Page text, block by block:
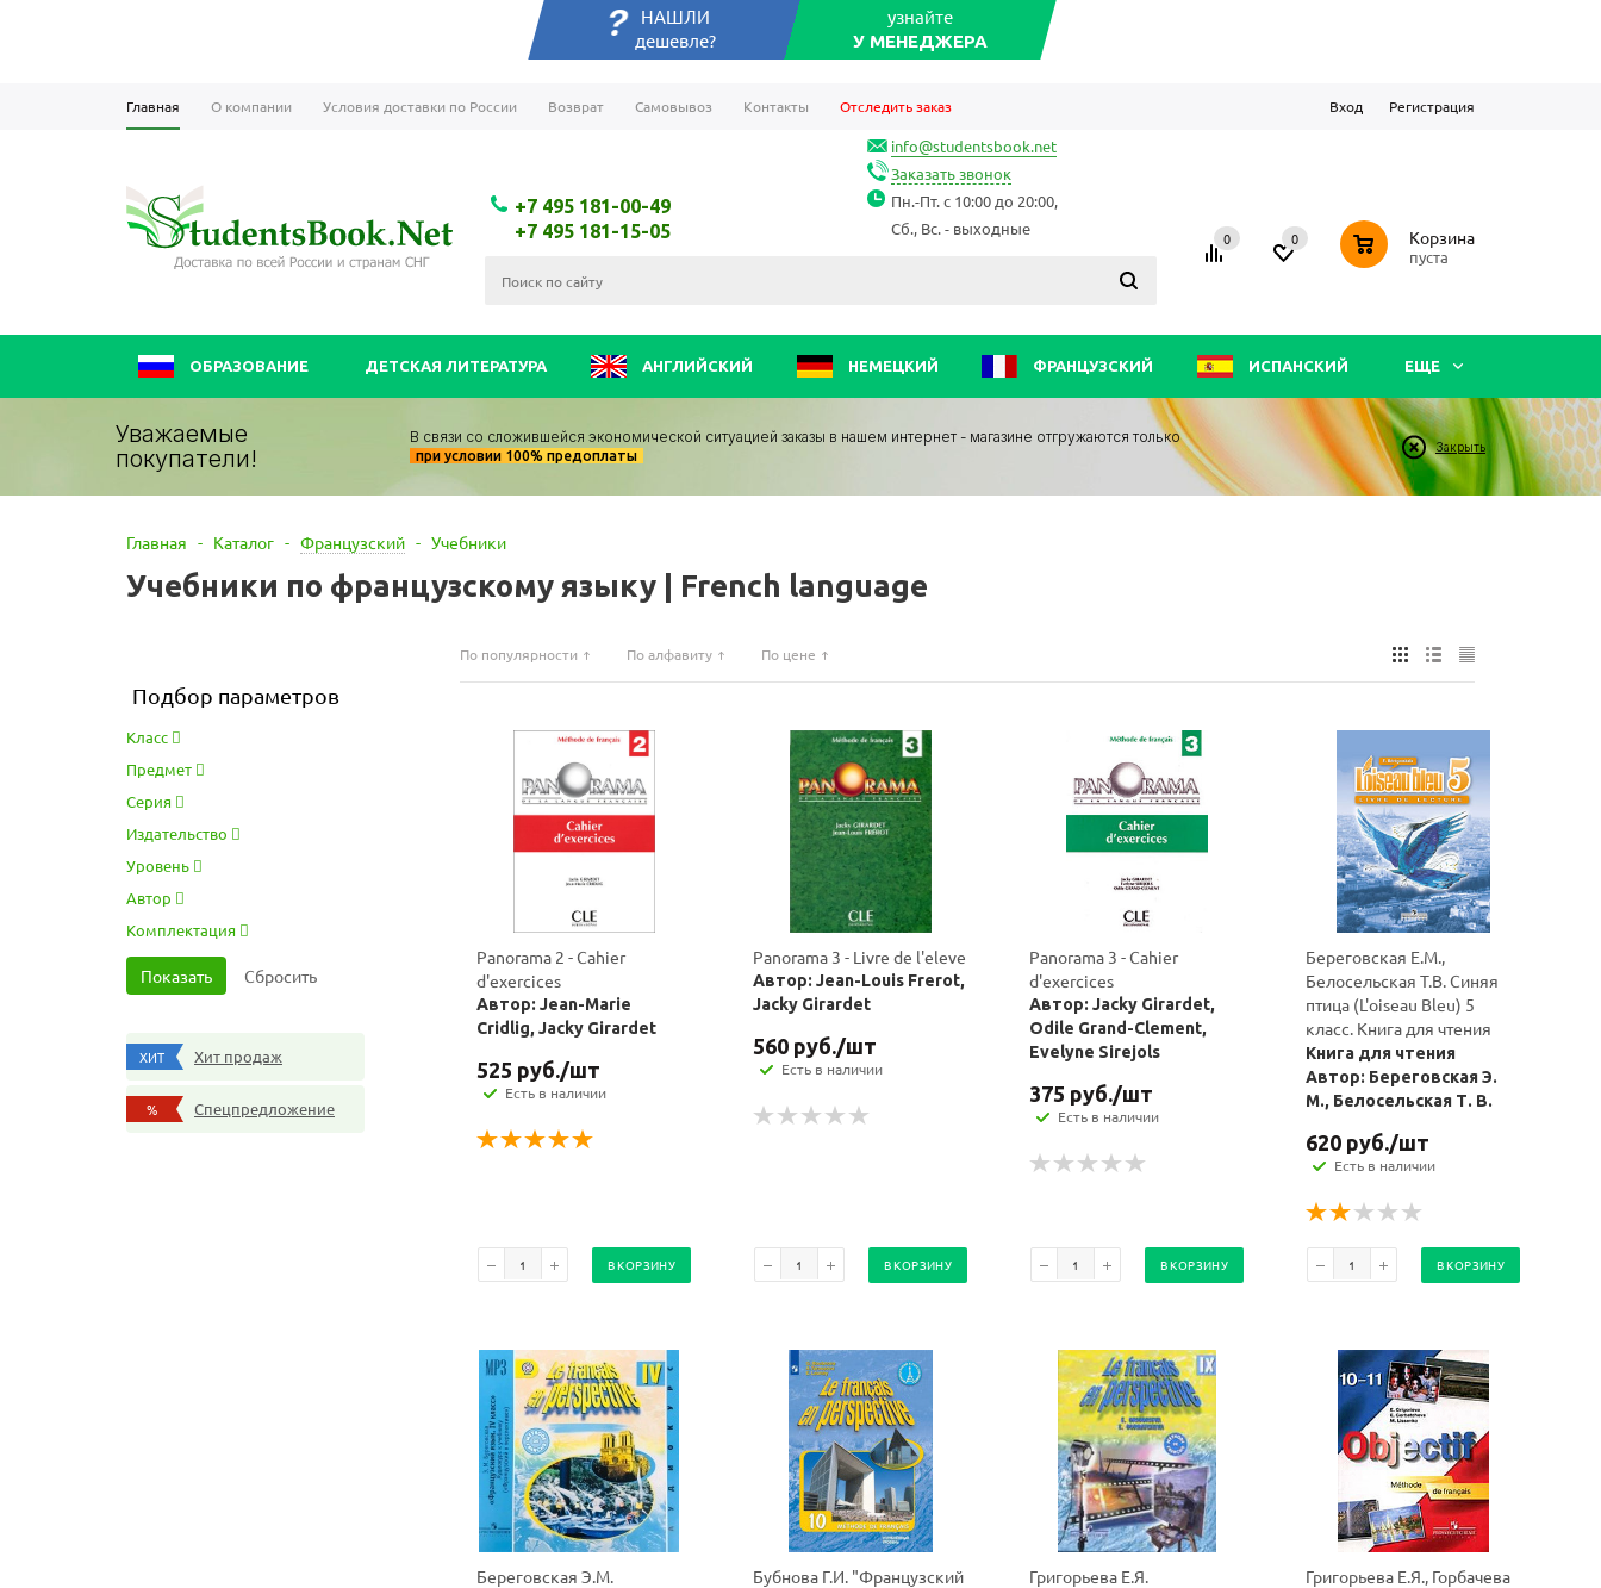
НАШЛИ
дешевле?
узнайте
У МЕНЕДЖЕРА
Главная О компании Условия доставки по России Возврат Самовывоз Контакты Отследить заказ Вход Регистрация
+7 495 181-00-49
+7 495 181-15-05
info@studentsbook.net
Заказать звонок
Пн.-Пт. с 10:00 до 20:00,
Сб., Вс. - выходные
0 0 0 Корзина
пуста
ОБРАЗОВАНИЕ ДЕТСКАЯ ЛИТЕРАТУРА АНГЛИЙСКИЙ НЕМЕЦКИЙ ФРАНЦУЗСКИЙ ИСПАНСКИЙ ЕЩЕ
Уважаемые
покупатели!
В связи со сложившейся экономической ситуацией заказы в нашем интернет - магазине отгружаются только
при условии 100% предоплаты
Закрыть
Главная - Каталог - Французский - Учебники
Учебники по французскому языку | French language
Подбор параметров
Класс
Предмет
Серия
Издательство
Уровень
Автор
Комплектация
ХИТ Хит продаж
% Спецпредложение
По популярности По алфавиту По цене
Panorama 2 - Cahier
d'exercices
Автор: Jean-Marie
Cridlig, Jacky Girardet
525 руб./шт
Есть в наличии
В КОРЗИНУ
Panorama 3 - Livre de l'eleve
Автор: Jean-Louis Frerot,
Jacky Girardet
560 руб./шт
Есть в наличии
В КОРЗИНУ
Panorama 3 - Cahier
d'exercices
Автор: Jacky Girardet,
Odile Grand-Clement,
Evelyne Sirejols
375 руб./шт
Есть в наличии
В КОРЗИНУ
Береговская Е.М.,
Белосельская Т.В. Синяя
птица (L'oiseau Bleu) 5
класс. Книга для чтения
Книга для чтения
Автор: Береговская Э.
М., Белосельская Т. В.
620 руб./шт
Есть в наличии
В КОРЗИНУ
Береговская Э.М.
Бубнова Г.И. "Французский
Григорьева Е.Я.
Григорьева Е.Я., Горбачева